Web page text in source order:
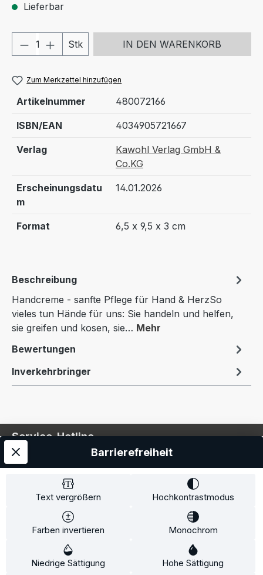
Lieferbar
Produkt Anzahl: Gib den
Stk IN DEN WARENKORB
Zum Merkzettel hinzufügen
Artikelnummer 480072166
ISBN/EAN 4034905721667
Verlag
Kawohl Verlag GmbH &
Co.KG
Erscheinungsdatu
m
14.01.2026
Format 6,5 x 9,5 x 3 cm
Beschreibung
Handcreme - sanfte Pflege für Hand & HerzSo
vieles tun Hände für uns: Sie handeln und helfen,
sie greifen und kosen, sie… Mehr
Bewertungen
Inverkehrbringer
Service-Hotline
Service
Information
* Alle Preise inkl. gesetzl. Mehrwertsteuer zzgl.
Text vergrößern Hochkontrastmodus
Farben invertieren Monochrom
Niedrige Sättigung Hohe Sättigung
Barrierefreiheit